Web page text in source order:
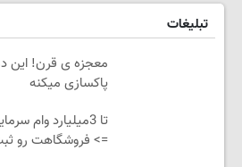
تبلیغات
معجزه ی قرن! این
پاکسازی میکنه
تا 3میلیارد وام
=> فروشگاهت رو